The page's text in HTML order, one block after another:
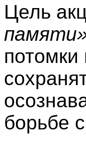
Цель
борьбе